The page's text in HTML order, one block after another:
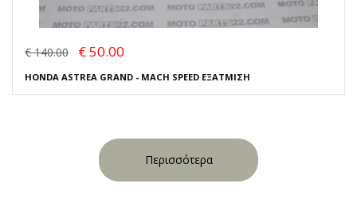
€ 140.00 € 50.00
HONDA ASTREA GRAND - MACH SPEED ΕΞΑΤΜΙΣΗ
Περισσότερα